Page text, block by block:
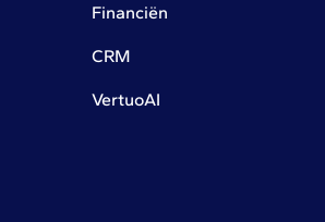
Financiën
CRM
VertuoAI